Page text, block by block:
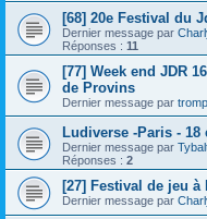
[68] 20e Festival du
Dernier message par
Réponses : 11
[77] Week end JDR
de Provins
Dernier message par
Ludiverse -Paris - 18
Dernier message par
Réponses : 2
[27] Festival de jeu à
Dernier message par